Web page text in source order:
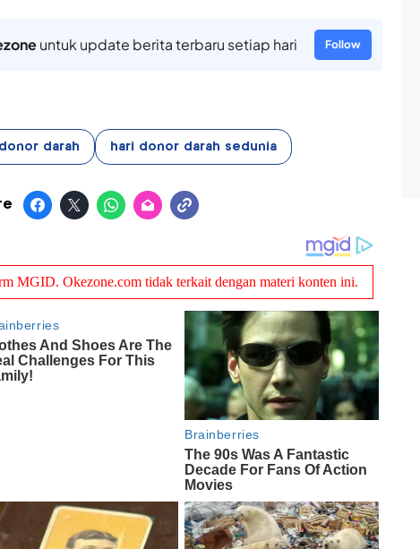
untuk update berita terbaru setiap hari Follow
donor darah hari donor darah sedunia